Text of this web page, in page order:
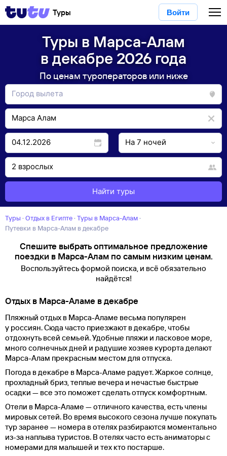
Туры Войти
Туры в Марса-Алам
в декабре 2026 года
По ценам туроператоров или ниже
Найти туры
Туры · Отдых в Египте · Туры в Марса-Алам ·
Путевки в Марса-Алам в декабре
Спешите выбрать оптимальное предложение
поездки в Марса-Алам по самым низким ценам.
Воспользуйтесь формой поиска, и всё обязательно
найдётся!
Отдых в Марса-Аламе в декабре
Пляжный отдых в Марса-Аламе весьма популярен
у россиян. Сюда часто приезжают в декабре, чтобы
отдохнуть всей семьей. Удобные пляжи и ласковое море,
много солнечных дней и радушие хозяев курорта делают
Марса-Алам прекрасным местом для отпуска.
Погода в декабре в Марса-Аламе радует. Жаркое солнце,
прохладный бриз, теплые вечера и нечастые быстрые
осадки — все это поможет сделать отпуск комфортным.
Отели в Марса-Аламе — отличного качества, есть члены
мировых сетей. Во время высокого сезона лучше покупать
тур заранее — номера в отелях разбираются моментально
из-за наплыва туристов. В отелях часто есть аниматоры с
номерами для малышей и тех кто постарше.